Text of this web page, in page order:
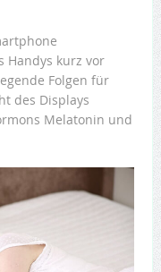
Handys kurz vor
Folgen für
des Displays
Melatonin und